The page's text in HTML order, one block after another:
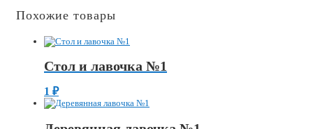
Похожие товары
Стол и лавочка №1
1 ₽